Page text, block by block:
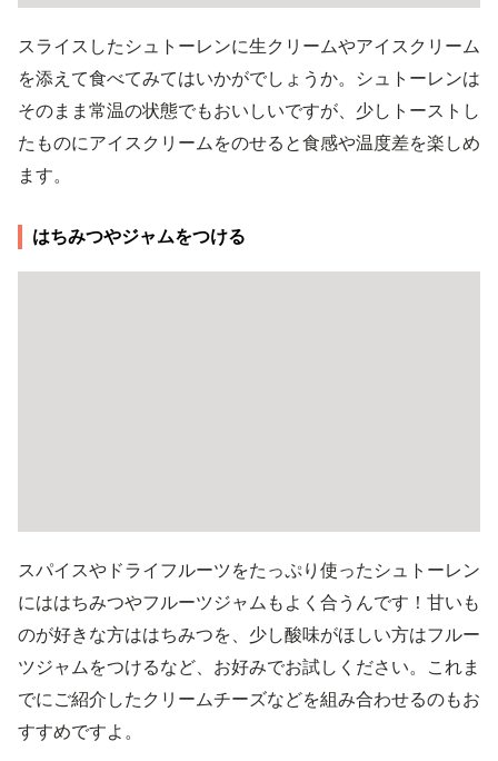
スライスしたシュトーレンに生クリームやアイスクリーム
を添えて食べてみてはいかがでしょうか。シュトーレンは
そのまま常温の状態でもおいしいですが、少しトーストし
たものにアイスクリームをのせると食感や温度差を楽しめ
ます。
はちみつやジャムをつける
スパイスやドライフルーツをたっぷり使ったシュトーレン
にははちみつやフルーツジャムもよく合うんです！甘いも
のが好きな方ははちみつを、少し酸味がほしい方はフルー
ツジャムをつけるなど、お好みでお試しください。これま
でにご紹介したクリームチーズなどを組み合わせるのもお
すすめですよ。